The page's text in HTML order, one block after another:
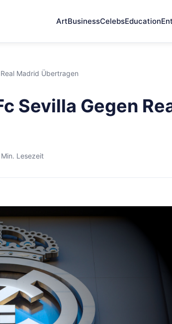
ArtBusinessCelebsEducation
Madrid Übertragen
Sevilla Gegen
Lesezeit